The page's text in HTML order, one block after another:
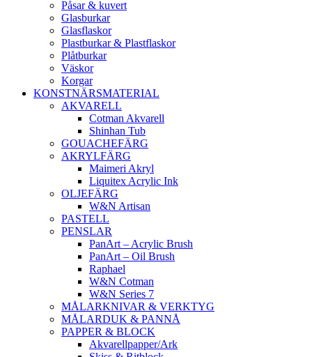
Påsar & kuvert
Glasburkar
Glasflaskor
Plastburkar & Plastflaskor
Plåtburkar
Väskor
Korgar
KONSTNÄRSMATERIAL
AKVARELL
Cotman Akvarell
Shinhan Tub
GOUACHEFÄRG
AKRYLFÄRG
Maimeri Akryl
Liquitex Acrylic Ink
OLJEFÄRG
W&N Artisan
PASTELL
PENSLAR
PanArt – Acrylic Brush
PanArt – Oil Brush
Raphael
W&N Cotman
W&N Series 7
MÅLARKNIVAR & VERKTYG
MÅLARDUK & PANNÅ
PAPPER & BLOCK
Akvarellpapper/Ark